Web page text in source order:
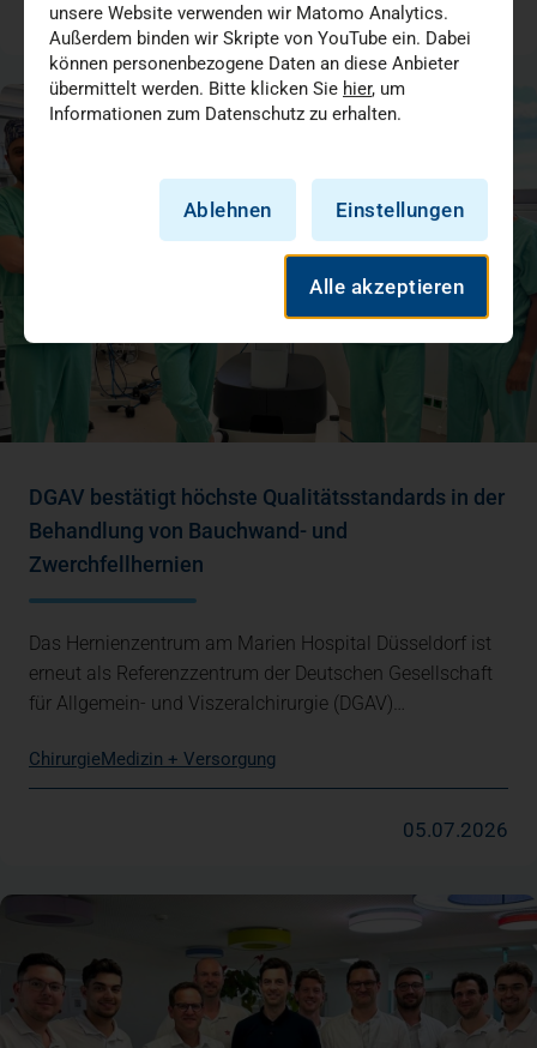
07.07.2026
DGAV bestätigt höchste Qualitätsstandards in der
Behandlung von Bauchwand- und
Zwerchfellhernien
Das Hernienzentrum am Marien Hospital Düsseldorf ist
erneut als Referenzzentrum der Deutschen Gesellschaft
für Allgemein- und Viszeralchirurgie (DGAV)…
ChirurgieMedizin + Versorgung
05.07.2026
unsere Website verwenden wir Matomo Analytics.
Außerdem binden wir Skripte von YouTube ein. Dabei
können personenbezogene Daten an diese Anbieter
übermittelt werden. Bitte klicken Sie hier, um
Informationen zum Datenschutz zu erhalten.
Ablehnen Einstellungen
Alle akzeptieren